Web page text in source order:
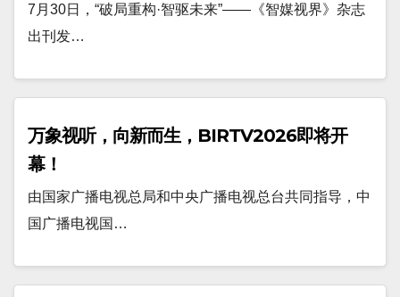
7月30日，“破局重构·智驱未来”——《智媒视界》杂志
出刊发…
万象视听，向新而生，BIRTV2026即将开
幕！
由国家广播电视总局和中央广播电视总台共同指导，中
国广播电视国…